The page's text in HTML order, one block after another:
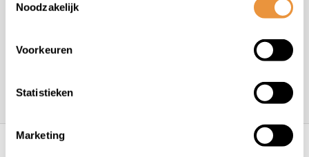
Noodzakelijk
Voorkeuren
Statistieken
Marketing